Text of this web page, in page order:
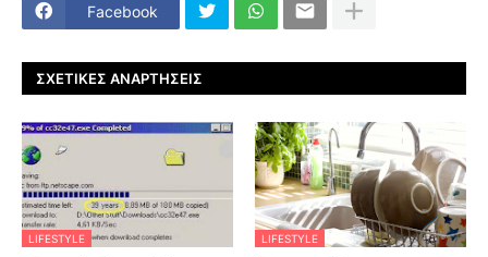
Facebook
ΣΧΕΤΙΚΈΣ ΑΝΑΡΤΉΣΕΙΣ
LIFESTYLE LIFESTYLE